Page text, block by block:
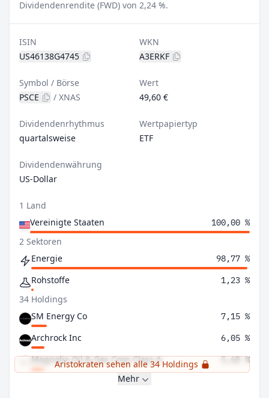
Dividendenrendite (FWD) von 2,24 %.
ISIN
US46138G4745
WKN
A3ERKF
Symbol / Börse
PSCE
/ XNAS
Wert
49,60 €
Dividendenrhythmus
quartalsweise
Wertpapiertyp
ETF
Dividendenwährung
US-Dollar
1 Land
Vereinigte Staaten
100,00 %
2 Sektoren
Energie
98,77 %
Rohstoffe 1,23 %
34 Holdings
SM Energy Co
7,15 %
Archrock Inc 6,05 %
Magnolia Oil & Gas Corp Class A 5,68 %
Aristokraten sehen alle 34 Holdings
Mehr